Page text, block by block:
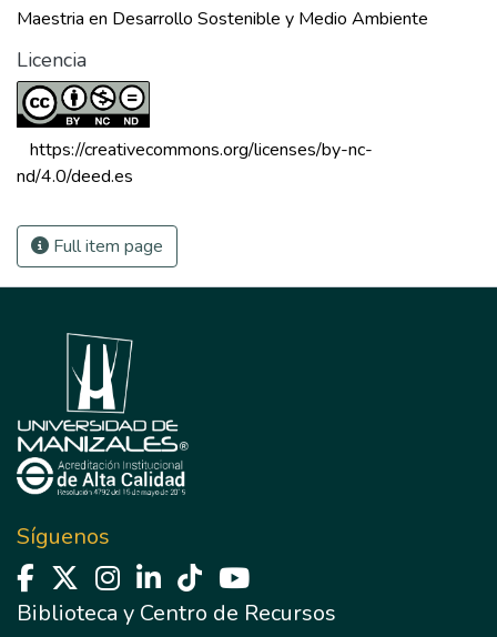
Maestria en Desarrollo Sostenible y Medio Ambiente
Licencia
https://creativecommons.org/licenses/by-nc-
nd/4.0/deed.es
Full item page
Síguenos
Biblioteca y Centro de Recursos